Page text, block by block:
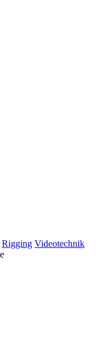
Rigging Videotechnik